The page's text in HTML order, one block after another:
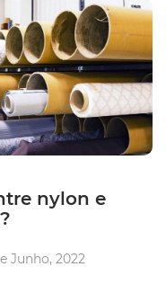
nylon e
Junho, 2022